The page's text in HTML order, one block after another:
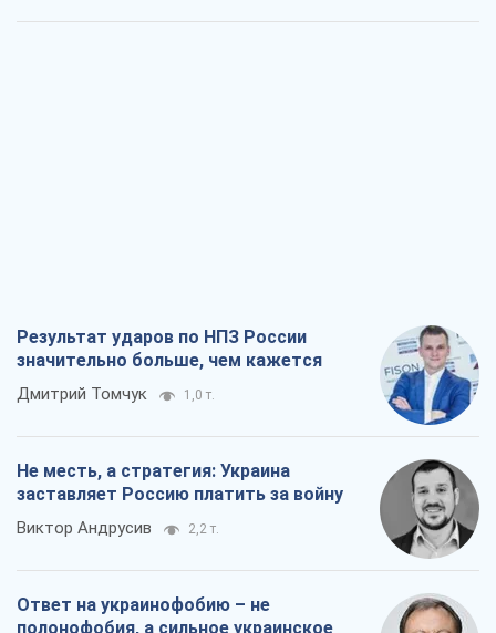
Результат ударов по НПЗ России
значительно больше, чем кажется
Дмитрий Томчук 1,0 т.
Не месть, а стратегия: Украина
заставляет Россию платить за войну
Виктор Андрусив 2,2 т.
Ответ на украинофобию – не
полонофобия, а сильное украинское